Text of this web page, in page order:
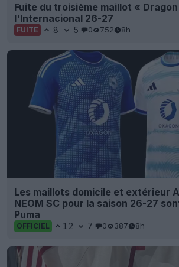
Fuite du troisième maillot «
l'Internacional 26-27
FUITE 8 5 0 752 8h
Les maillots domicile et extérieur
NEOM SC pour la saison 26-27
Puma
OFFICIEL 12 7 0 387 8h